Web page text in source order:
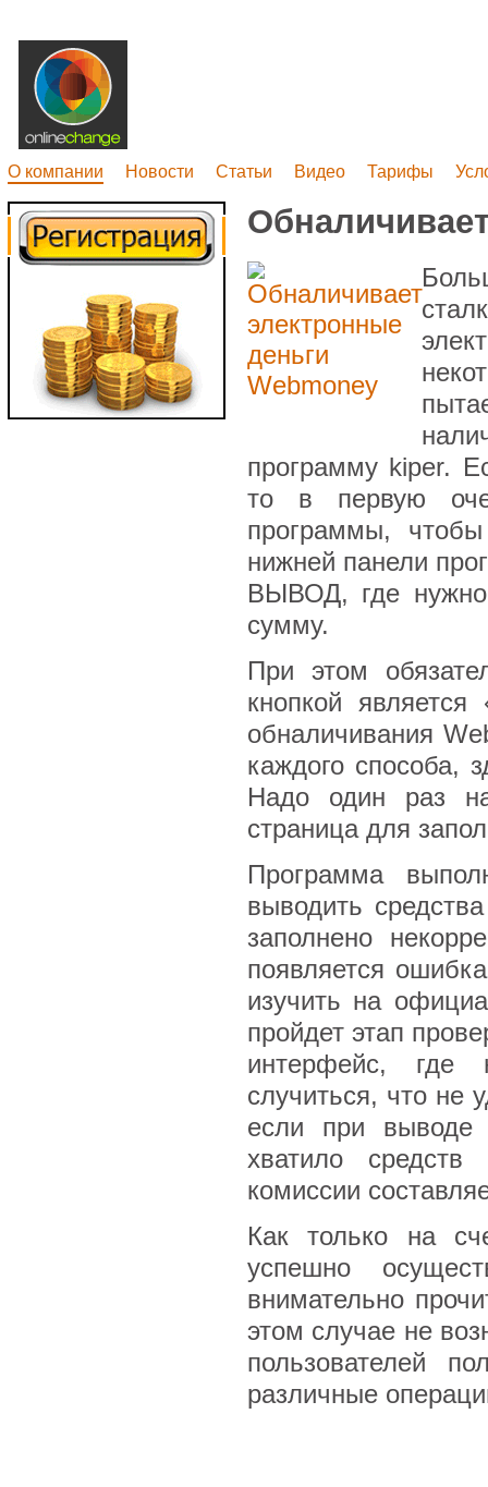
О компании Новости Статьи Видео Тарифы
программу kiper.
то в первую
программы,
нижней панели
ВЫВОД, где
сумму.
При этом
кнопкой
обналичивания
каждого способа,
Надо один раз
страница для
Программа
выводить
заполнено
появляется
изучить на
пройдет этап
интерфейс, где
случиться, что не
если при выводе
хватило
комиссии
Как только на
успешно
внимательно
этом случае не
пользователей
различные